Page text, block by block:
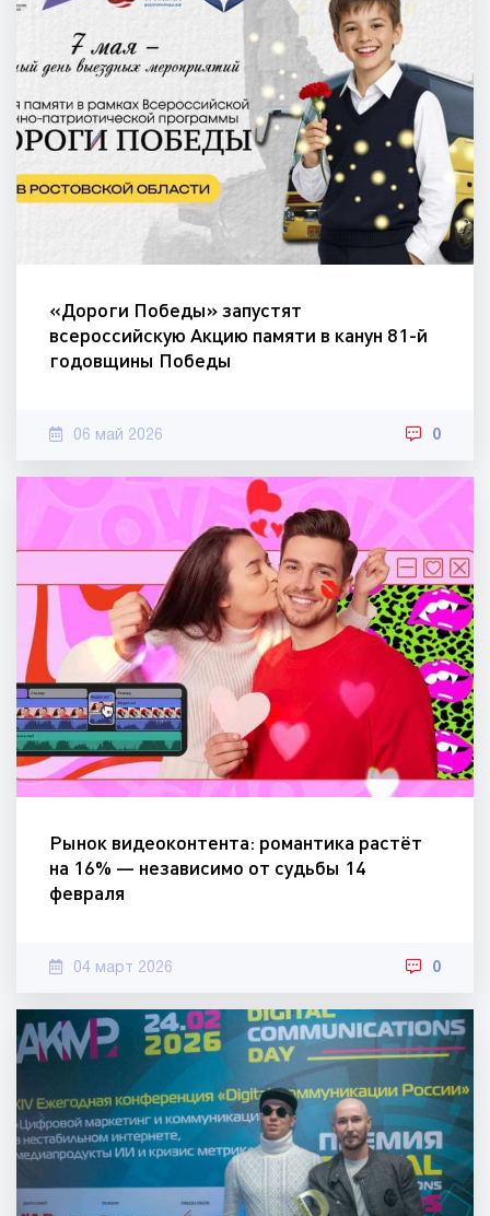
«Дороги Победы» запустят
всероссийскую Акцию памяти в канун 81-й
годовщины Победы
06 май 2026 0
Рынок видеоконтента: романтика растёт
на 16% — независимо от судьбы 14
февраля
04 март 2026 0